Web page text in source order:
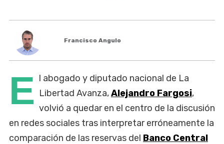
Francisco Angulo
E l abogado y diputado nacional de La
Libertad Avanza,Alejandro Fargosi,
volvió a quedar en el centro de la discusión
en redes sociales tras interpretar erróneamente la
comparación de las reservas del Banco Central